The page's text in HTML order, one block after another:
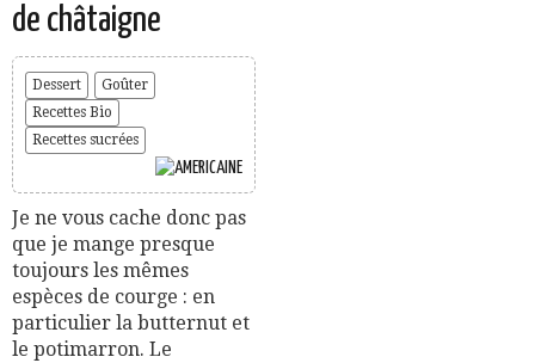
de châtaigne
Dessert
Goûter
Recettes Bio
Recettes sucrées
Je ne vous cache donc pas
que je mange presque
toujours les mêmes
espèces de courge : en
particulier la butternut et
le potimarron. Le